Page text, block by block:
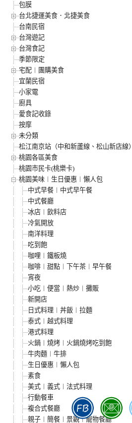
包膜
台北捷運美食．北捷美食
台南民宿
台灣遊記
台灣食記
季節限定
宅配︱團購美食
宜蘭民宿
小家電
廚具
愛食記收錄
按摩
未分類
松江南京站（中和新蘆線、松山新店線）
桃園各區美食
桃園市民卡(桃樂卡)
桃園美味︱生日優惠︱懶人包
中式早餐︱中式早午餐
中式餐廳
冰店︱飲料店
冷氣開放
南洋料理
吃到飽
咖哩︱鐵板燒
咖啡︱甜點︱下午茶︱早午餐
宵夜
小吃︱便當︱熱炒︱攤販
新開店
日式料理︱丼飯︱拉麵
泰式︱越式料理
港式料理
火鍋︱燒烤︱火鍋燒烤吃到飽
牛肉麵︱牛排
生日優惠︱懶人包
素食
美式︱義式︱法式料理
行動餐車
複合式餐廳
親子︱簡餐︱景觀︱寵物餐廳